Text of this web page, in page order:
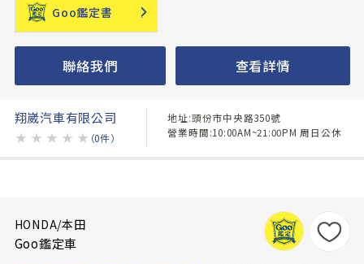
Goo鑑定書
聯絡我們 查看詳情
翔崴汽車有限公司
★ ★ ★ ★ ★ （0件）
地址:頭份市中央路350號
營業時間:10:00AM~21:00PM 周日公休
HONDA/本田
Goo鑑定車